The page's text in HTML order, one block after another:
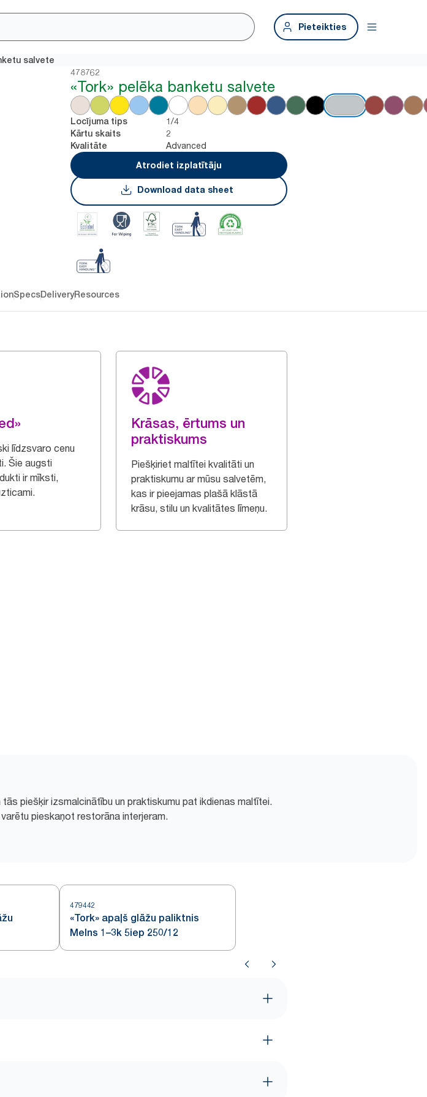
Pieteikties
salvete
478762
«Tork» pelēka banketu salvete
Locījuma tips 1/4
Kārtu skaits 2
Kvalitāte
Advanced
Atrodiet izplatītāju
Download data sheet
SpecsDeliveryResources
līdzsvaro cenu
Šie augsti
ir mīksti,
Krāsas, ērtums un
praktiskums
Piešķiriet maltītei kvalitāti un
praktiskumu ar mūsu salvetēm,
kas ir pieejamas plašā klāstā
krāsu, stilu un kvalitātes līmeņu.
piešķir izsmalcinātību un praktiskumu pat ikdienas maltītei.
pieskaņot restorāna interjeram.
479442
«Tork» apaļš glāžu paliktnis
Melns 1–3k 5iep 250/12